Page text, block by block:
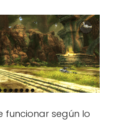
funcionar según lo